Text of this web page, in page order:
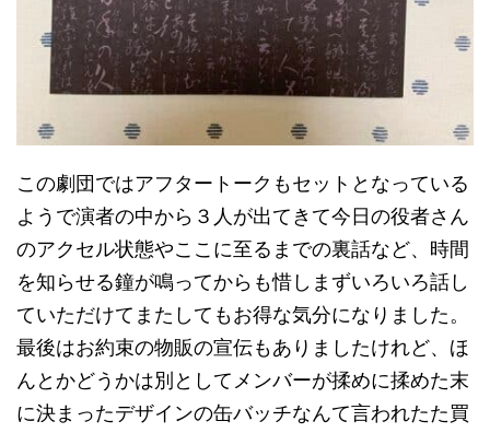
この劇団ではアフタートークもセットとなっている
ようで演者の中から３人が出てきて今日の役者さん
のアクセル状態やここに至るまでの裏話など、時間
を知らせる鐘が鳴ってからも惜しまずいろいろ話し
ていただけてまたしてもお得な気分になりました。
最後はお約束の物販の宣伝もありましたけれど、ほ
んとかどうかは別としてメンバーが揉めに揉めた末
に決まったデザインの缶バッチなんて言われたた買